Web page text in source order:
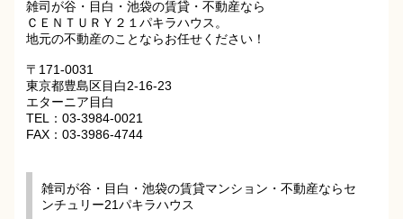
雑司が谷・目白・池袋の賃貸・不動産なら
ＣＥＮＴＵＲＹ２１パキラハウス。
地元の不動産のことならお任せください！
〒171-0031
東京都豊島区目白2-16-23
エターニア目白
TEL：03-3984-0021
FAX：03-3986-4744
雑司が谷・目白・池袋の賃貸マンション・不動産ならセ
ンチュリー21パキラハウス